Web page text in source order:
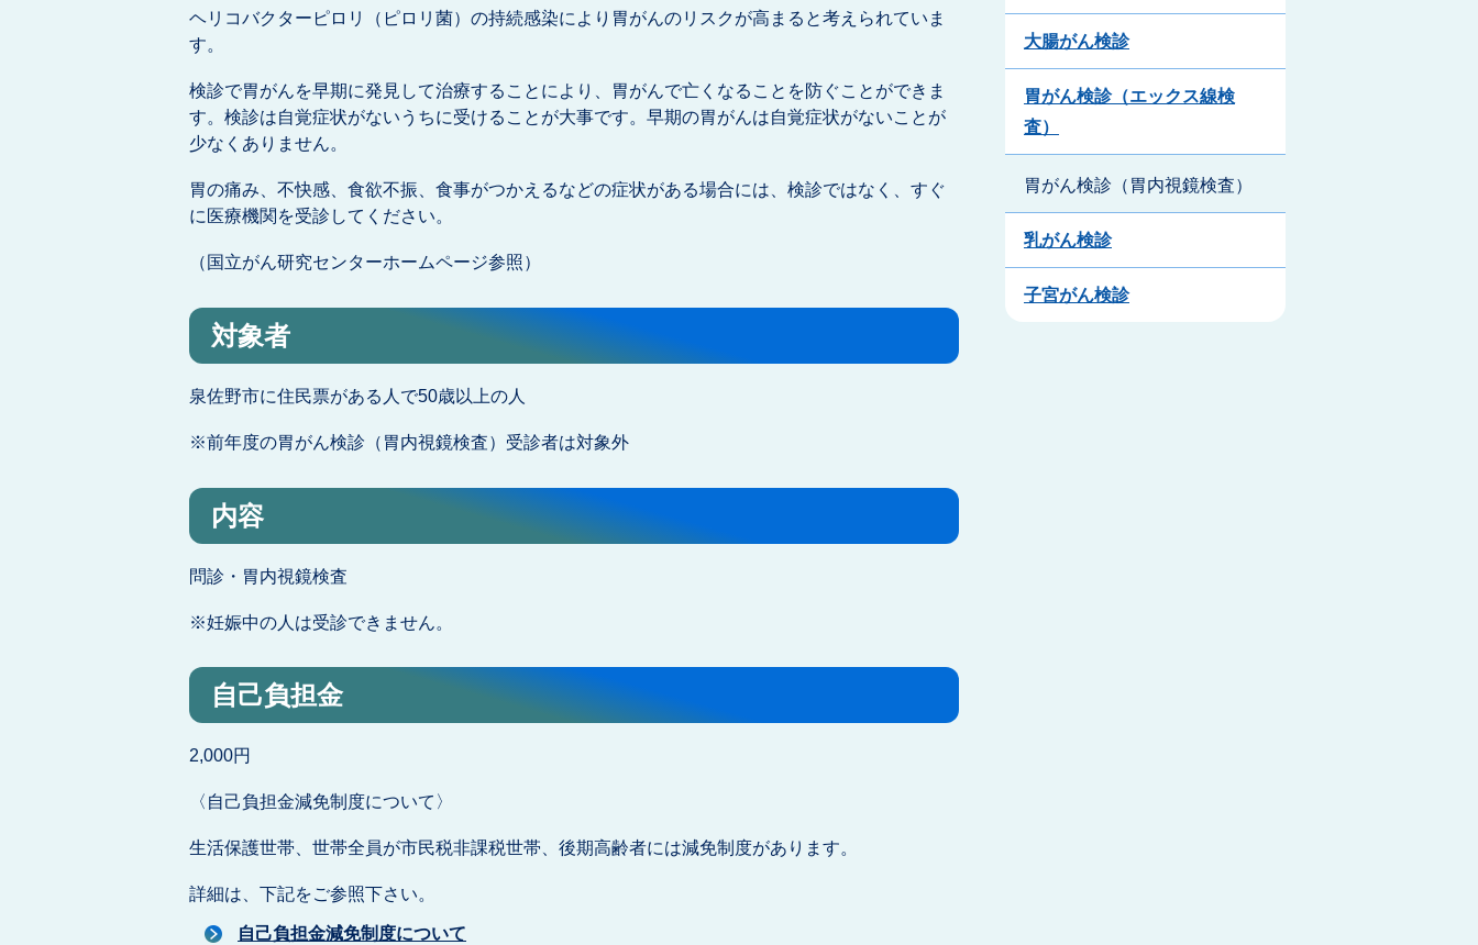
ヘリコバクターピロリ（ピロリ菌）の持続感染により胃がんのリスクが高まると考えられていま
す。
検診で胃がんを早期に発見して治療することにより、胃がんで亡くなることを防ぐことができま
す。検診は自覚症状がないうちに受けることが大事です。早期の胃がんは自覚症状がないことが
少なくありません。
胃の痛み、不快感、食欲不振、食事がつかえるなどの症状がある場合には、検診ではなく、すぐ
に医療機関を受診してください。
（国立がん研究センターホームページ参照）
対象者
泉佐野市に住民票がある人で50歳以上の人
※前年度の胃がん検診（胃内視鏡検査）受診者は対象外
内容
問診・胃内視鏡検査
※妊娠中の人は受診できません。
自己負担金
2,000円
〈自己負担金減免制度について〉
生活保護世帯、世帯全員が市民税非課税世帯、後期高齢者には減免制度があります。
詳細は、下記をご参照下さい。
自己負担金減免制度について
大腸がん検診
胃がん検診（エックス線検
査）
胃がん検診（胃内視鏡検査）
乳がん検診
子宮がん検診